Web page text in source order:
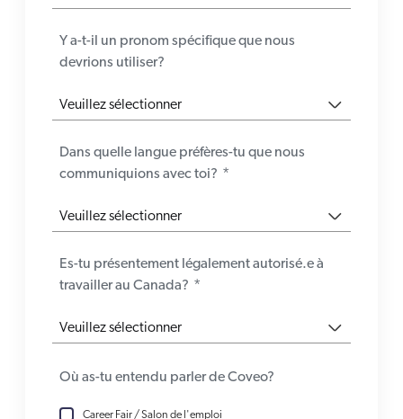
Y a-t-il un pronom spécifique que nous
devrions utiliser?
Dans quelle langue préfères-tu que nous
communiquions avec toi? *
Es-tu présentement légalement autorisé.e à
travailler au Canada? *
Où as-tu entendu parler de Coveo?
Career Fair / Salon de l'emploi